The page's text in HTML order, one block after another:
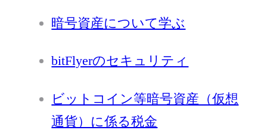
暗号資産について学ぶ
bitFlyerのセキュリティ
ビットコイン等暗号資産（仮想
通貨）に係る税金